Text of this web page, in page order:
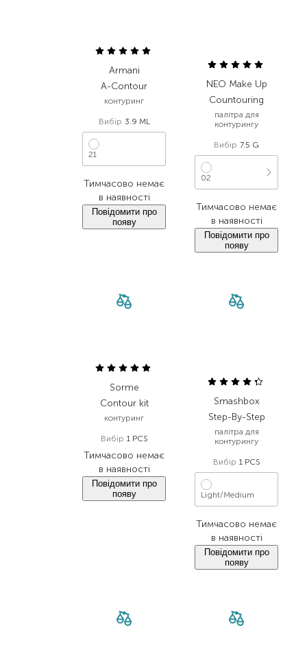
Armani
A-Contour
контуринг
Вибір 3.9 ML
21
Тимчасово немає
в наявності
Повідомити про
появу
NEO Make Up
Countouring
палітра для
контурингу
Вибір 7.5 G
02
Тимчасово немає
в наявності
Повідомити про
появу
Sorme
Contour kit
контуринг
Вибір 1 PCS
Тимчасово немає
в наявності
Повідомити про
появу
Smashbox
Step-By-Step
палітра для
контурингу
Вибір 1 PCS
Light/Medium
Тимчасово немає
в наявності
Повідомити про
появу